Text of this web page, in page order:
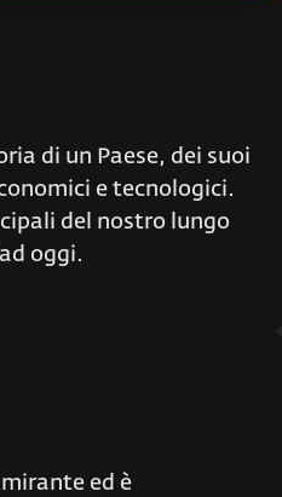
di un Paese, dei suoi
e tecnologici.
del nostro lungo
oggi.
ed è